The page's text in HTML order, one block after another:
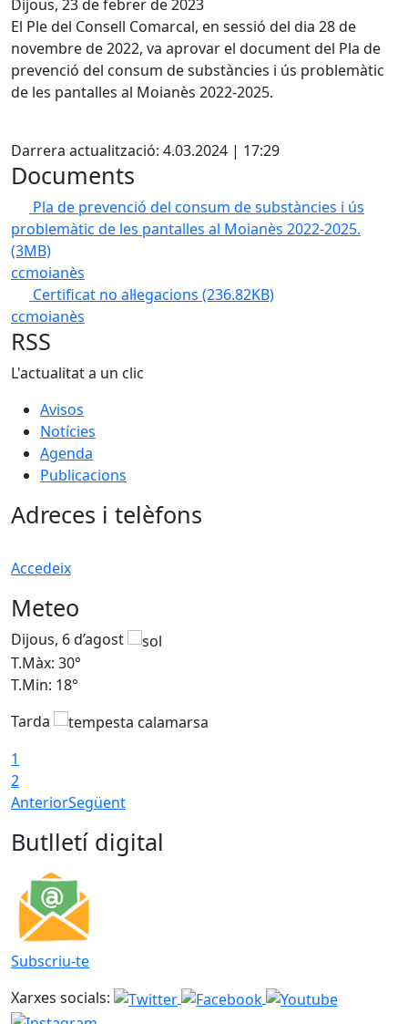
Dijous, 23 de febrer de 2023
El Ple del Consell Comarcal, en sessió del dia 28 de
novembre de 2022, va aprovar el document del Pla de
prevenció del consum de substàncies i ús problemàtic
de les pantalles al Moianès 2022-2025.
Darrera actualització: 4.03.2024 | 17:29
Documents
Pla de prevenció del consum de substàncies i ús
problemàtic de les pantalles al Moianès 2022-2025.
(3MB)
ccmoianès
Certificat no al·legacions (236.82KB)
ccmoianès
RSS
L'actualitat a un clic
Avisos
Notícies
Agenda
Publicacions
Adreces i telèfons
Accedeix
Meteo
Dijous, 6 d’agost
T.Màx: 30°
T.Min: 18°
Tarda
1
2
AnteriorSegüent
Butlletí digital
Subscriu-te
Xarxes socials: